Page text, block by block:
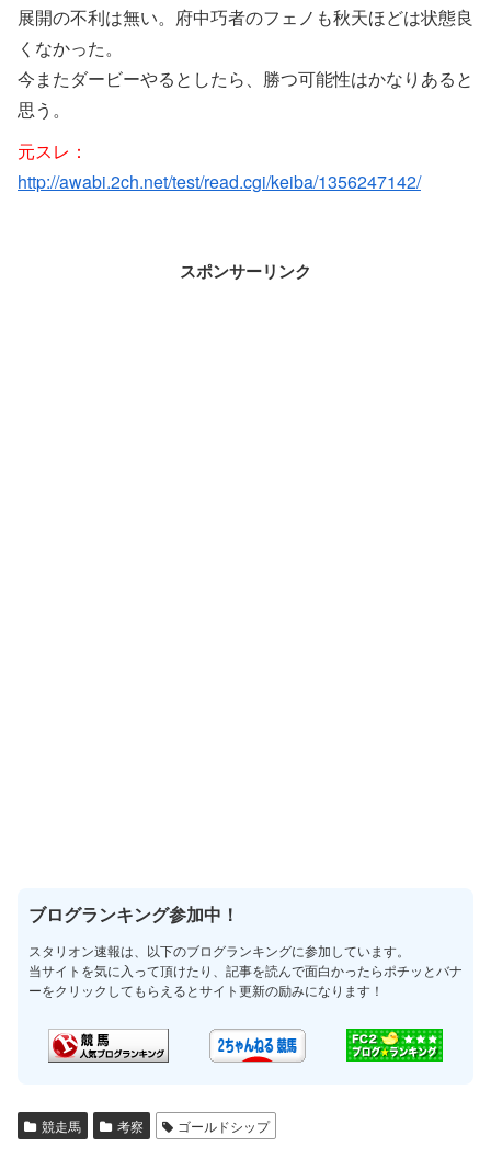
展開の不利は無い。府中巧者のフェノも秋天ほどは状態良
くなかった。
今またダービーやるとしたら、勝つ可能性はかなりあると
思う。
元スレ：
http://awabi.2ch.net/test/read.cgi/keiba/1356247142/
スポンサーリンク
ブログランキング参加中！
スタリオン速報は、以下のブログランキングに参加しています。
当サイトを気に入って頂けたり、記事を読んで面白かったらポチッとバナ
ーをクリックしてもらえるとサイト更新の励みになります！
競走馬 考察 ゴールドシップ